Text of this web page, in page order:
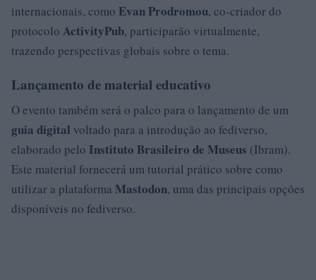
internacionais, como Evan Prodromou, co-criador do
protocolo ActivityPub, participarão virtualmente,
trazendo perspectivas globais sobre o tema.
Lançamento de material educativo
O evento também será o palco para o lançamento de um
guia digital voltado para a introdução ao fediverso,
elaborado pelo Instituto Brasileiro de Museus (Ibram).
Este material fornecerá um tutorial prático sobre como
utilizar a plataforma Mastodon, uma das principais opções
disponíveis no fediverso.